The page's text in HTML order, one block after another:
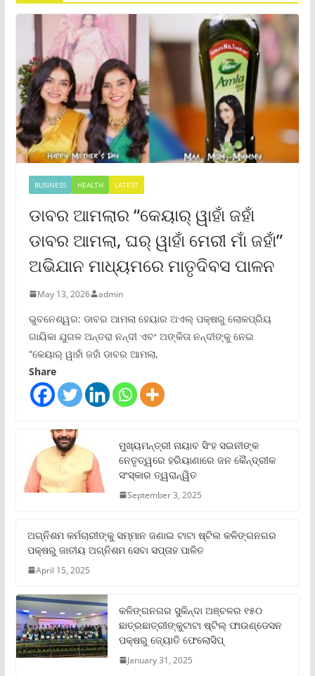
BUSINESS HEALTH LATEST
ଡାବର ଆମଲାର “କେୟାର୍ ୱାହାଁ ଜହାଁ
ଡାବର ଆମଲା, ଘର୍ ୱାହାଁ ମେରୀ ମାଁ ଜହାଁ”
ଅଭିଯାନ ମାଧ୍ୟମରେ ମାତୃଦିବସ ପାଳନ
May 13, 2026 admin
ଭୁବନେଶ୍ୱର: ଡାବର ଆମଲା ହେୟାର ଅଏଲ୍ ପକ୍ଷରୁ ଲୋକପ୍ରିୟ
ଗାୟିକା ଯୁଗଳ ଅନ୍ତରା ନନ୍ଦୀ ଏବଂ ଅଙ୍କିତା ନନ୍ଦୀଙ୍କୁ ନେଇ
“କେୟାର୍ ୱାହାଁ ଜହାଁ ଡାବର ଆମଲା,
Share
ମୁଖ୍ୟମନ୍ତ୍ରୀ ନାୟାବ ସିଂହ ସଇନୀଙ୍କ
ନେତୃତ୍ୱରେ ହରିୟାଣାରେ ଜନ କୈନ୍ଦ୍ରୀକ
ସଂସ୍କାର ତ୍ୱରାନ୍ୱିତ
September 3, 2025
ଅଗ୍ନିଶମ କର୍ମଚାରୀଙ୍କୁ ସମ୍ମାନ ଜଣାଇ ଟାଟା ଷ୍ଟିଲ କଳିଙ୍ଗନଗର
ପକ୍ଷରୁ ଜାତୀୟ ଅଗ୍ନିଶମ ସେବା ସପ୍ତାହ ପାଳିତ
April 15, 2025
କଳିଙ୍ଗନଗର ସୁକିନ୍ଦା ଅଞ୍ଚଳର ୧୫୦
ଛାତ୍ରଛାତ୍ରୀଙ୍କୁଟାଟା ଷ୍ଟିଲ୍ ଫାଉଣ୍ଡେସନ
ପକ୍ଷରୁ ଜ୍ୟୋତି ଫେଲୋସିପ୍‌
January 31, 2025